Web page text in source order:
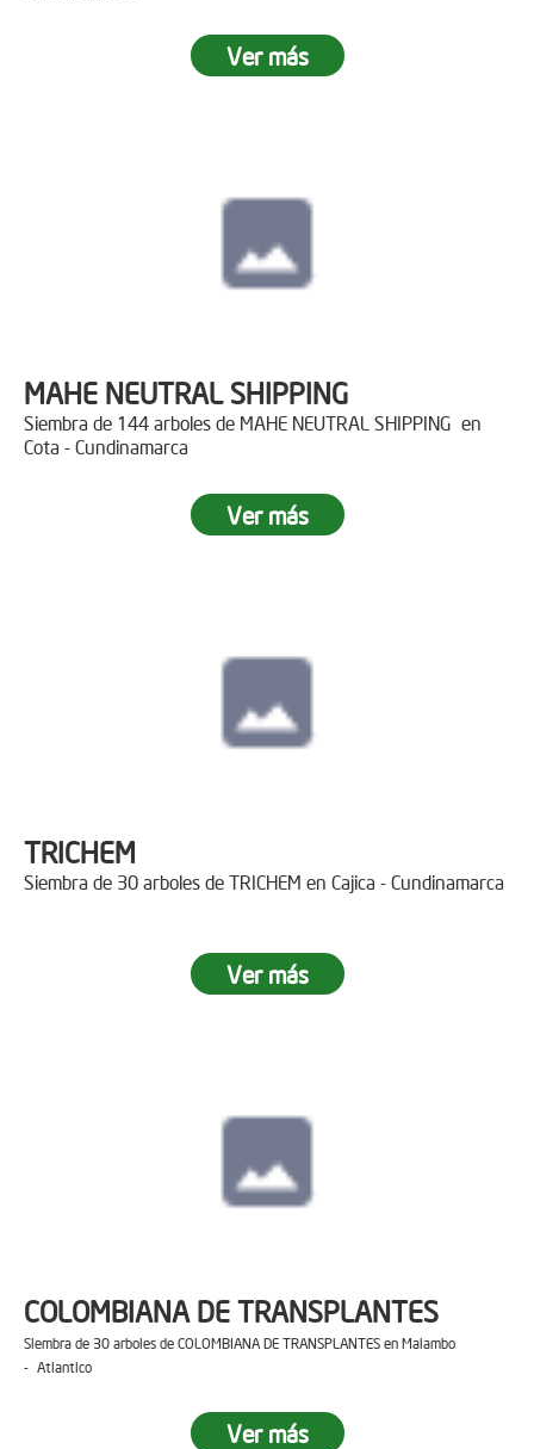
Ver más
MAHE NEUTRAL SHIPPING
Siembra de 144 arboles de MAHE NEUTRAL SHIPPING en
Cota - Cundinamarca
Ver más
TRICHEM
Siembra de 30 arboles de TRICHEM en Cajica - Cundinamarca
Ver más
COLOMBIANA DE TRANSPLANTES
Siembra de 30 arboles de COLOMBIANA DE TRANSPLANTES en Malambo
- Atlantico
Ver más